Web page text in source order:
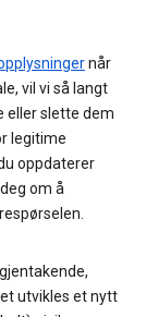
når
vil vi så langt
eller slette dem
legitime
oppdaterer
om å
utvikles et nytt